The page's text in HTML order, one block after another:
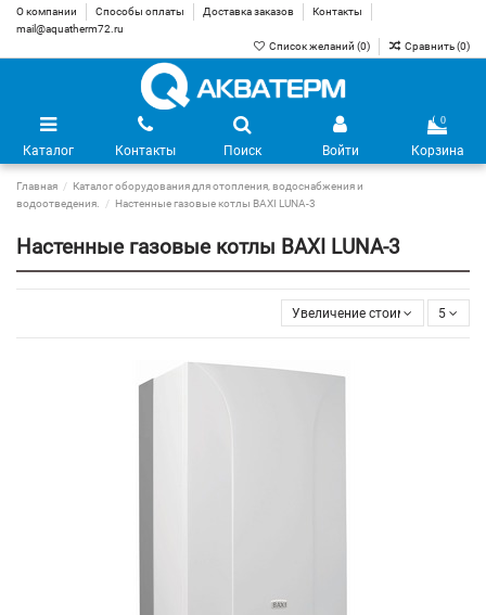
О компании Способы оплаты Доставка заказов
Контакты
mail@aquatherm72.ru
Список желаний (0) Сравнить (0)
Каталог Контакты Поиск Войти
0
Корзина
Главная
Каталог оборудования для отопления, водоснабжения и
водоотведения.
Настенные газовые котлы BAXI LUNA-3
Настенные газовые котлы BAXI LUNA-3
Увеличение стоимости 5